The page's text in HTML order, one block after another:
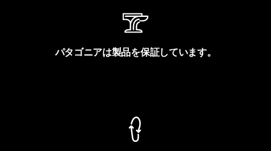
パタゴニアは製品を保証しています。